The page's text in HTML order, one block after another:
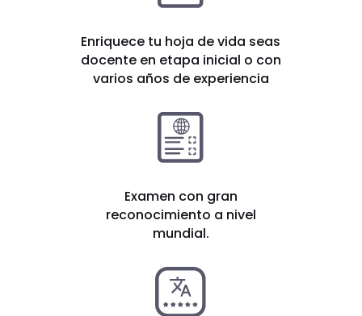
Enriquece tu hoja de vida seas
docente en etapa inicial o con
varios años de experiencia
Examen con gran
reconocimiento a nivel
mundial.